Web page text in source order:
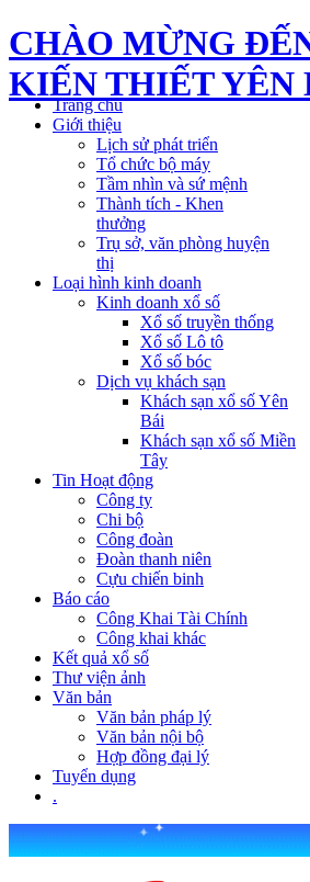
CHÀO MỪNG
KIẾN THIẾT YÊN
Trang chủ
Giới thiệu
Lịch sử phát triển
Tổ chức bộ máy
Tầm nhìn và sứ mệnh
Thành tích - Khen
thưởng
Trụ sở, văn phòng huyện
thị
Loại hình kinh doanh
Kinh doanh xổ số
Xổ số truyền thống
Xổ số Lô tô
Xổ số bóc
Dịch vụ khách sạn
Khách sạn xổ số Yên
Bái
Khách sạn xổ số Miền
Tây
Tin Hoạt động
Công ty
Chi bộ
Công đoàn
Đoàn thanh niên
Cựu chiến binh
Báo cáo
Công Khai Tài Chính
Công khai khác
Kết quả xổ số
Thư viện ảnh
Văn bản
Văn bản pháp lý
Văn bản nội bộ
Hợp đồng đại lý
Tuyển dụng
.